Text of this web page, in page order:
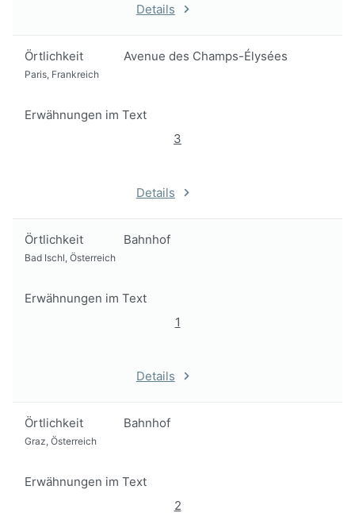
Details
Örtlichkeit Avenue des Champs-Élysées
Paris, Frankreich
Erwähnungen im Text
3
Details
Örtlichkeit Bahnhof
Bad Ischl, Österreich
Erwähnungen im Text
1
Details
Örtlichkeit Bahnhof
Graz, Österreich
Erwähnungen im Text
2